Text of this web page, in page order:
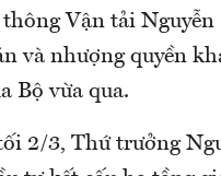
Vận tải Nguyễn
và nhượng quyền
Bộ vừa qua.
2/3, Thứ trưởng